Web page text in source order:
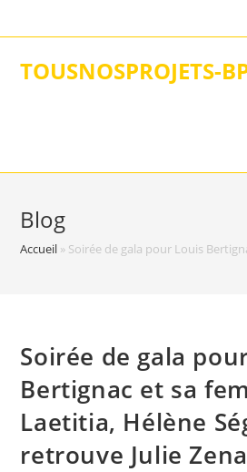
to
TOUSNOSPROJETS-
Blog
Accueil » Soirée de gala pour Louis
Soirée de gala
Bertignac et sa
Laetitia, Hélène
retrouve Julie